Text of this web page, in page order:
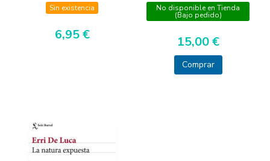
Sin existencia
6,95 €
No disponible en Tienda
(Bajo pedido)
15,00 €
Comprar